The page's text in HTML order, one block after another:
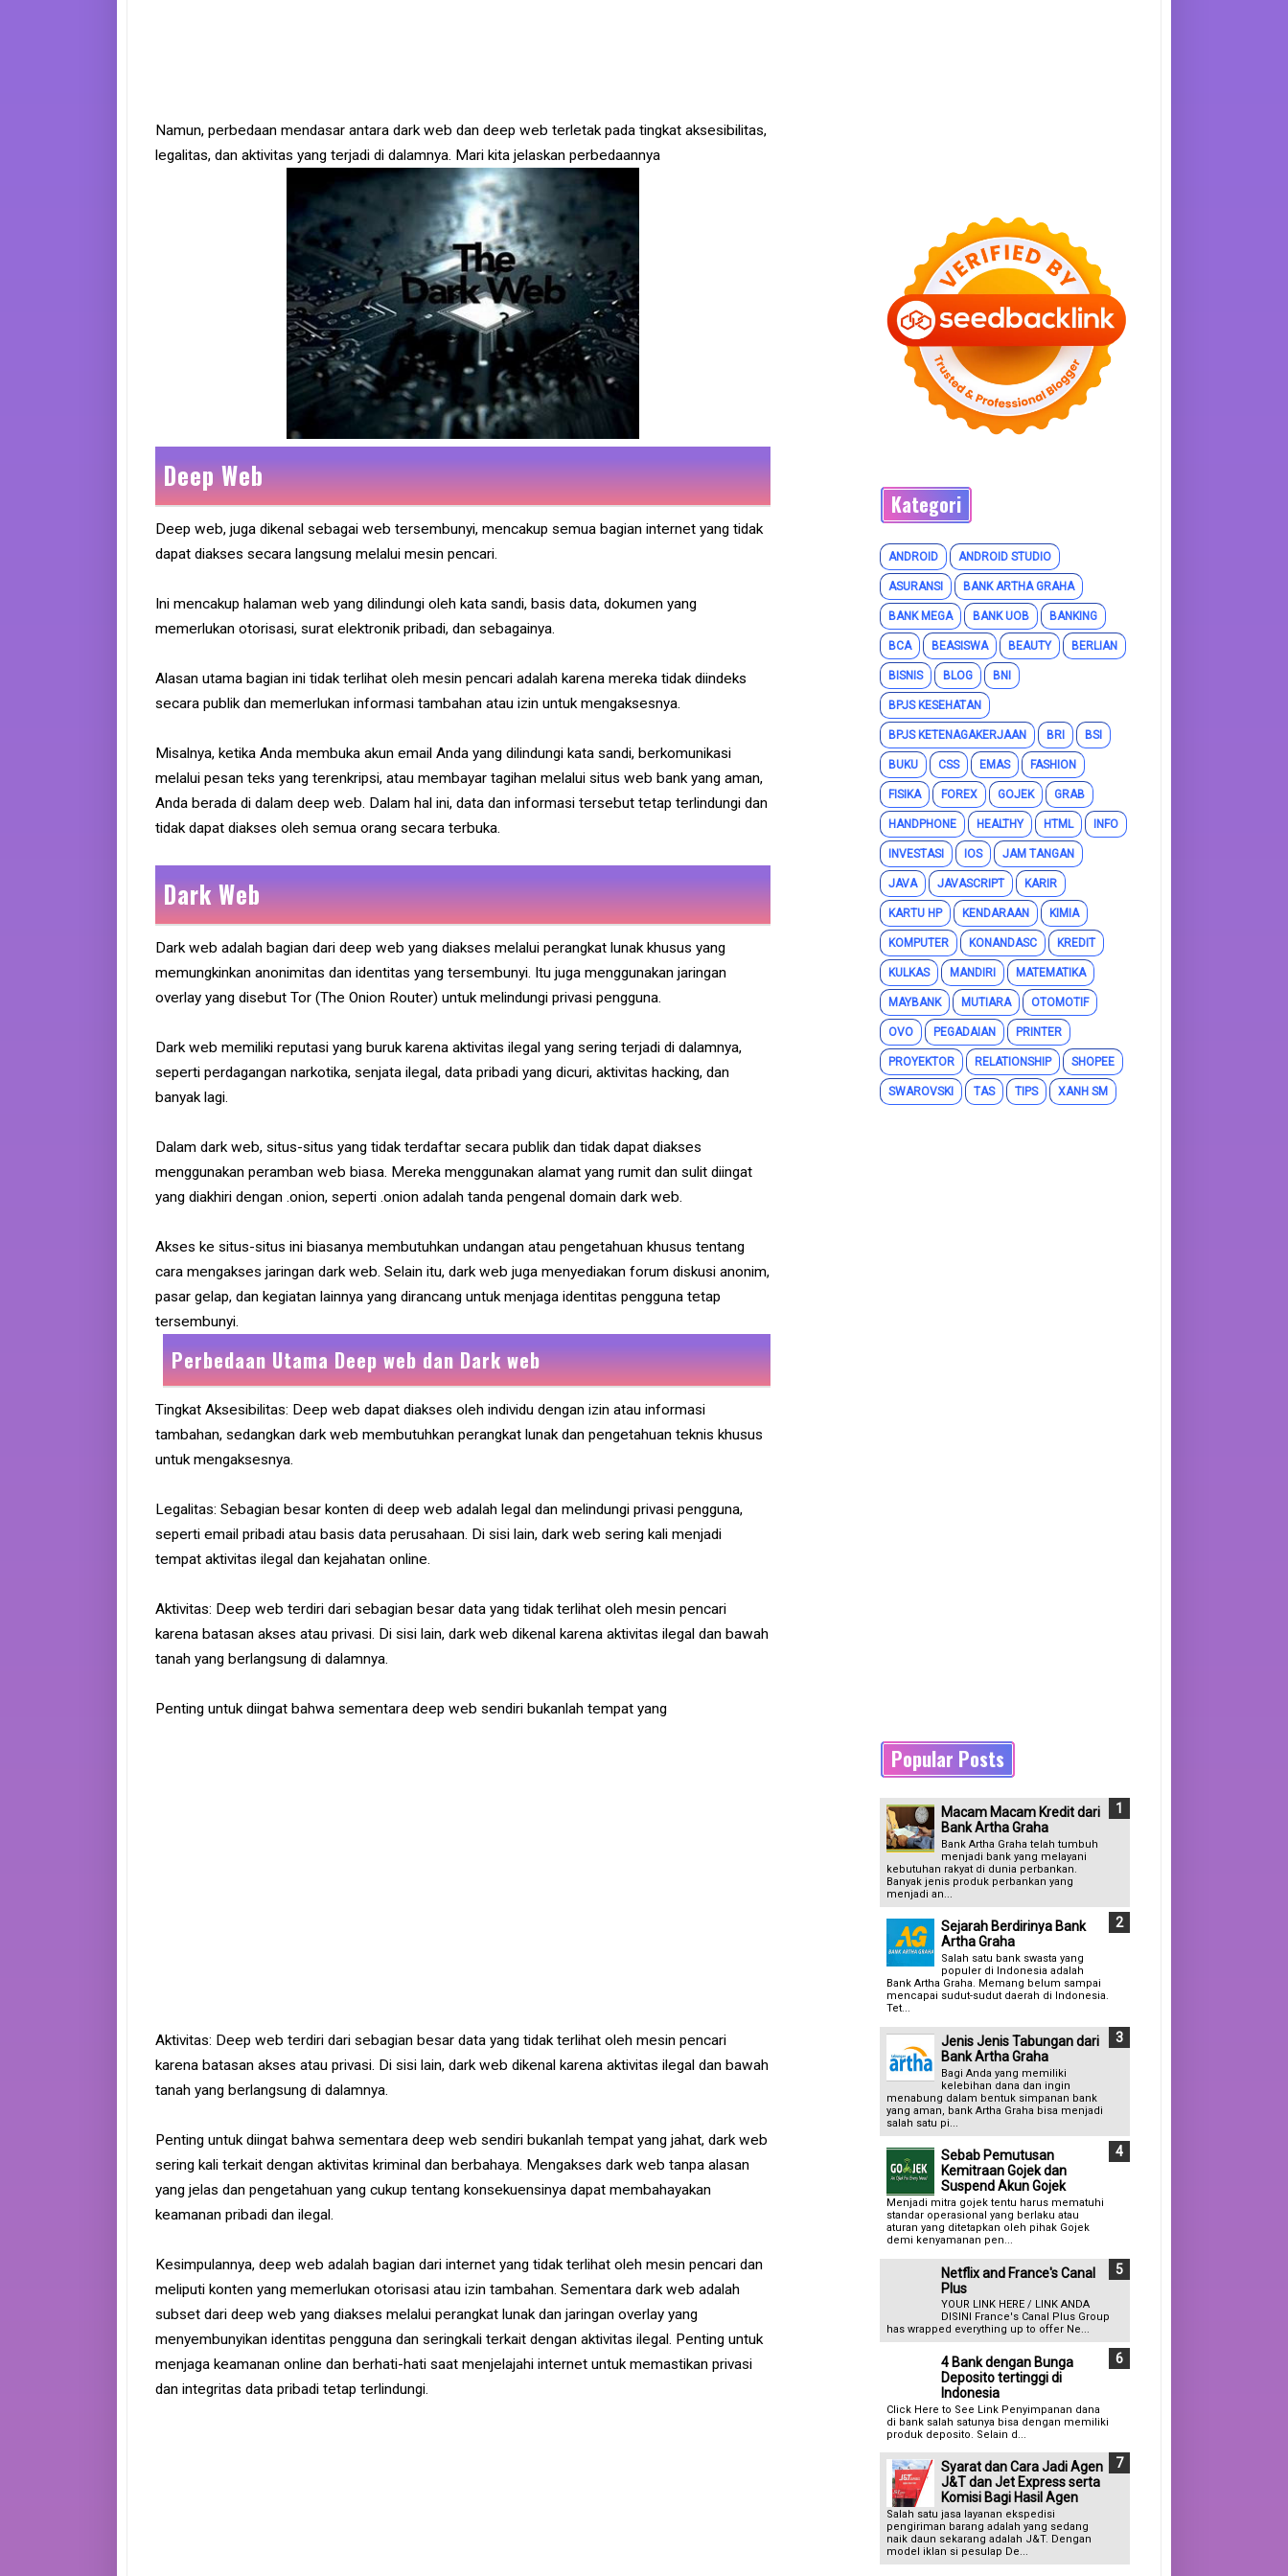
Namun, perbedaan mendasar antara dark web dan deep web terletak pada tingkat aksesibilitas,
legalitas, dan aktivitas yang terjadi di dalamnya. Mari kita jelaskan perbedaannya
Deep Web
Deep web, juga dikenal sebagai web tersembunyi, mencakup semua bagian internet yang tidak
dapat diakses secara langsung melalui mesin pencari.
Ini mencakup halaman web yang dilindungi oleh kata sandi, basis data, dokumen yang
memerlukan otorisasi, surat elektronik pribadi, dan sebagainya.
Alasan utama bagian ini tidak terlihat oleh mesin pencari adalah karena mereka tidak diindeks
secara publik dan memerlukan informasi tambahan atau izin untuk mengaksesnya.
Misalnya, ketika Anda membuka akun email Anda yang dilindungi kata sandi, berkomunikasi
melalui pesan teks yang terenkripsi, atau membayar tagihan melalui situs web bank yang aman,
Anda berada di dalam deep web. Dalam hal ini, data dan informasi tersebut tetap terlindungi dan
tidak dapat diakses oleh semua orang secara terbuka.
Dark Web
Dark web adalah bagian dari deep web yang diakses melalui perangkat lunak khusus yang
memungkinkan anonimitas dan identitas yang tersembunyi. Itu juga menggunakan jaringan
overlay yang disebut Tor (The Onion Router) untuk melindungi privasi pengguna.
Dark web memiliki reputasi yang buruk karena aktivitas ilegal yang sering terjadi di dalamnya,
seperti perdagangan narkotika, senjata ilegal, data pribadi yang dicuri, aktivitas hacking, dan
banyak lagi.
Dalam dark web, situs-situs yang tidak terdaftar secara publik dan tidak dapat diakses
menggunakan peramban web biasa. Mereka menggunakan alamat yang rumit dan sulit diingat
yang diakhiri dengan .onion, seperti .onion adalah tanda pengenal domain dark web.
Akses ke situs-situs ini biasanya membutuhkan undangan atau pengetahuan khusus tentang
cara mengakses jaringan dark web. Selain itu, dark web juga menyediakan forum diskusi anonim,
pasar gelap, dan kegiatan lainnya yang dirancang untuk menjaga identitas pengguna tetap
tersembunyi.
Perbedaan Utama Deep web dan Dark web
Tingkat Aksesibilitas: Deep web dapat diakses oleh individu dengan izin atau informasi
tambahan, sedangkan dark web membutuhkan perangkat lunak dan pengetahuan teknis khusus
untuk mengaksesnya.
Legalitas: Sebagian besar konten di deep web adalah legal dan melindungi privasi pengguna,
seperti email pribadi atau basis data perusahaan. Di sisi lain, dark web sering kali menjadi
tempat aktivitas ilegal dan kejahatan online.
Aktivitas: Deep web terdiri dari sebagian besar data yang tidak terlihat oleh mesin pencari
karena batasan akses atau privasi. Di sisi lain, dark web dikenal karena aktivitas ilegal dan bawah
tanah yang berlangsung di dalamnya.
Penting untuk diingat bahwa sementara deep web sendiri bukanlah tempat yang
Aktivitas: Deep web terdiri dari sebagian besar data yang tidak terlihat oleh mesin pencari
karena batasan akses atau privasi. Di sisi lain, dark web dikenal karena aktivitas ilegal dan bawah
tanah yang berlangsung di dalamnya.
Penting untuk diingat bahwa sementara deep web sendiri bukanlah tempat yang jahat, dark web
sering kali terkait dengan aktivitas kriminal dan berbahaya. Mengakses dark web tanpa alasan
yang jelas dan pengetahuan yang cukup tentang konsekuensinya dapat membahayakan
keamanan pribadi dan ilegal.
Kesimpulannya, deep web adalah bagian dari internet yang tidak terlihat oleh mesin pencari dan
meliputi konten yang memerlukan otorisasi atau izin tambahan. Sementara dark web adalah
subset dari deep web yang diakses melalui perangkat lunak dan jaringan overlay yang
menyembunyikan identitas pengguna dan seringkali terkait dengan aktivitas ilegal. Penting untuk
menjaga keamanan online dan berhati-hati saat menjelajahi internet untuk memastikan privasi
dan integritas data pribadi tetap terlindungi.
Kategori
ANDROID ANDROID STUDIO
ASURANSI BANK ARTHA GRAHA
BANK MEGA BANK UOB BANKING
BCA BEASISWA BEAUTY BERLIAN
BISNIS BLOG BNI
BPJS KESEHATAN
BPJS KETENAGAKERJAAN BRI BSI
BUKU CSS EMAS FASHION
FISIKA FOREX GOJEK GRAB
HANDPHONE HEALTHY HTML INFO
INVESTASI IOS JAM TANGAN
JAVA JAVASCRIPT KARIR
KARTU HP KENDARAAN KIMIA
KOMPUTER KONANDASC KREDIT
KULKAS MANDIRI MATEMATIKA
MAYBANK MUTIARA OTOMOTIF
OVO PEGADAIAN PRINTER
PROYEKTOR RELATIONSHIP SHOPEE
SWAROVSKI TAS TIPS XANH SM
Popular Posts
Macam Macam Kredit dari
Bank Artha Graha
Bank Artha Graha telah tumbuh
menjadi bank yang melayani
kebutuhan rakyat di dunia perbankan.
Banyak jenis produk perbankan yang
menjadi an...
Sejarah Berdirinya Bank
Artha Graha
Salah satu bank swasta yang
populer di Indonesia adalah
Bank Artha Graha. Memang belum sampai
mencapai sudut-sudut daerah di Indonesia.
Tet...
Jenis Jenis Tabungan dari
Bank Artha Graha
Bagi Anda yang memiliki
kelebihan dana dan ingin
menabung dalam bentuk simpanan bank
yang aman, bank Artha Graha bisa menjadi
salah satu pi...
Sebab Pemutusan
Kemitraan Gojek dan
Suspend Akun Gojek
Menjadi mitra gojek tentu harus mematuhi
standar operasional yang berlaku atau
aturan yang ditetapkan oleh pihak Gojek
demi kenyamanan pen...
Netflix and France's Canal
Plus
YOUR LINK HERE / LINK ANDA
DISINI France's Canal Plus Group
has wrapped everything up to offer Ne...
4 Bank dengan Bunga
Deposito tertinggi di
Indonesia
Click Here to See Link Penyimpanan dana
di bank salah satunya bisa dengan memiliki
produk deposito. Selain d...
Syarat dan Cara Jadi Agen
J&T dan Jet Express serta
Komisi Bagi Hasil Agen
Salah satu jasa layanan ekspedisi
pengiriman barang adalah yang sedang
naik daun sekarang adalah J&T. Dengan
model iklan si pesulap De...